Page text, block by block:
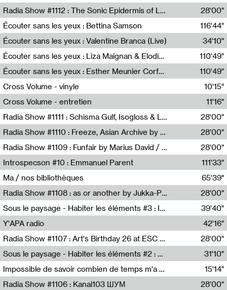
Feriel Boushaki
Radia Show #1112 : The Sonic Epidermis of Lake Léman by Paul Courlet / Guest Slot
28'00"
Écouter sans les yeux : Bettina Samson
Bettina Samson
116'44"
Écouter sans les yeux : Valentine Branca (Live)
Valentine Branca
34'10"
Écouter sans les yeux : Liza Maignan & Elodie Lecat
Liza Maignan,Elodie Lecat
110'49"
Écouter sans les yeux : Esther Meunier Corfdyr
Esther Meunier Corfdyr
110'49"
Cross Volume - vinyle
10'15"
Cross Volume - entretien
11'16"
Radia Show #1111 : Schisma Gulf, Isogloss & Lament For The Old Clock By Harvey Young / Resonance
Resonance
28'00"
Radia Show #1110 : Freeze, Asian Archive by Avita Maheen / Radio Worm
Radio WORM
28'00"
Radia Show #1109 : Funfair by Marius David / JET FM
Jet FM
28'00"
Introspecson #10 : Emmanuel Parent
Pierre Henry,Emmanuel Parent
111'33"
Ma / nos bibliothèques
Sarah Tritz,Elene Lapiashivili,Justin Marconnet,Mateo Cuche,Esther Lechevalier,Suzie Lecroart,Romance Castelet
65'39"
Radia Show #1108 : as or another by Jukka-Pekka Kervinen / Rádio Zero
Radio Zero
28'00"
Sous le paysage - Habiter les éléments #3 : Interprétations, rituels et symboliques des éléments
Nastassja Martin
39'40"
Y'APA radio
Pierrick Mouton
42'16"
Radia Show #1107 : Art's Birthday 26 at ESC - Medien Kunst Labor
Radio Helsinki
28'00"
Sous le paysage - Habiter les éléments #2 : Vers le tournant élémentaire
Nastassja Martin
31'10"
Impossible de savoir combien de temps m'a échappé
Mélanie Blaison,Mateo Cuin
15'14"
Radia Show #1106 : Kanal103 ШУМ
28'00"